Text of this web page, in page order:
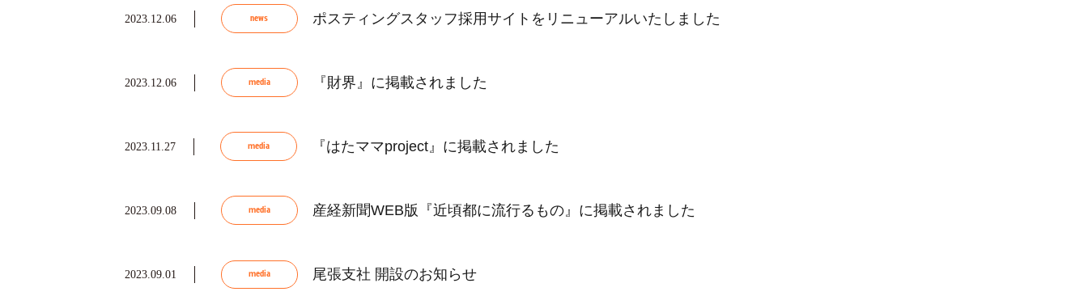
2023.12.06 news ポスティングスタッフ採用サイトをリニューアルいたしました
2023.12.06 media 『財界』に掲載されました
2023.11.27 media 『はたママproject』に掲載されました
2023.09.08 media 産経新聞WEB版『近頃都に流行るもの』に掲載されました
2023.09.01 media 尾張支社 開設のお知らせ